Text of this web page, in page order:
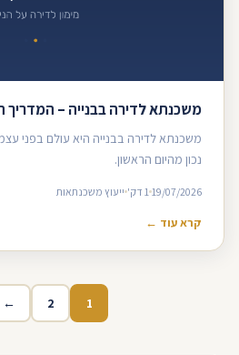
משכנתא לדירה בבנייה –
משכנתא לדירה בבנייה היא עולם בפני
נכון מהיום הראשון.
19/07/2026 1 דק' ייעוץ משכנתאות
קרא עוד ←
1
2
←